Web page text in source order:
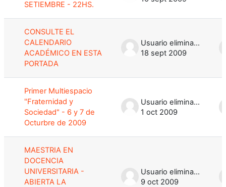
SETIEMBRE - 22HS.
CONSULTE EL
CALENDARIO
ACADÉMICO EN ESTA
PORTADA
Usuario eliminado
18 sept 2009
Primer Multiespacio
"Fraternidad y
Sociedad" - 6 y 7 de
Octurbre de 2009
Usuario eliminado
1 oct 2009
MAESTRIA EN
DOCENCIA
UNIVERSITARIA -
ABIERTA LA
Usuario eliminado
9 oct 2009